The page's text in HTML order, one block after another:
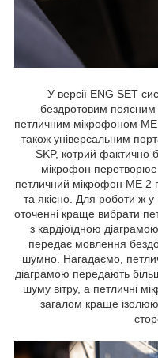
У версії ENG SET
бездротовим
петличним мікрофоном
також універсальним
SKP, котрий фактично
мікрофон
петличний мікрофон ME 2
та якісно. Для роботи ж
оточенні краще вибрати
з кардіоїдною
передає мовлення
шумно. Нагадаємо,
діаграмою передають
шуму вітру, а петличні
загалом краще